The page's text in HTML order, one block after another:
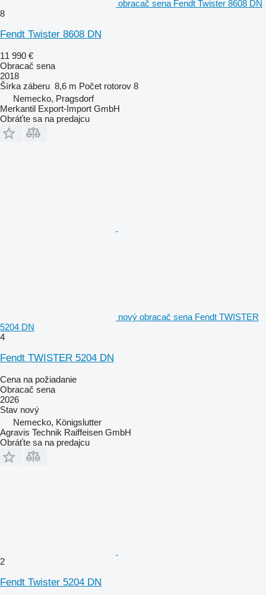
obracač sena Fendt Twister 8608 DN
8
Fendt Twister 8608 DN
11 990 €
Obracač sena
2018
Šírka záberu 8,6 m Počet rotorov 8
Nemecko, Pragsdorf
Merkantil Export-Import GmbH
Obráťte sa na predajcu
nový obracač sena Fendt TWISTER
5204 DN
4
Fendt TWISTER 5204 DN
Cena na požiadanie
Obracač sena
2026
Stav nový
Nemecko, Königslutter
Agravis Technik Raiffeisen GmbH
Obráťte sa na predajcu
2
Fendt Twister 5204 DN